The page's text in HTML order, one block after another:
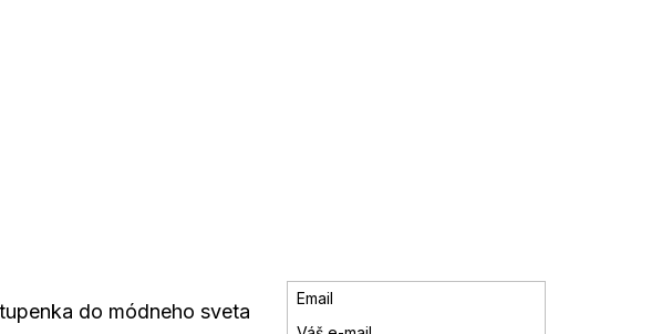
do módneho sveta
Email